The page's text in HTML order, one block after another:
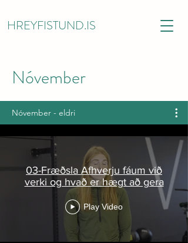
HREYFISTUND.IS
Nóvember
Nóvember - eldri
03-Fræðsla Afhverju fáum við
verki og hvað er hægt að gera
Play Video